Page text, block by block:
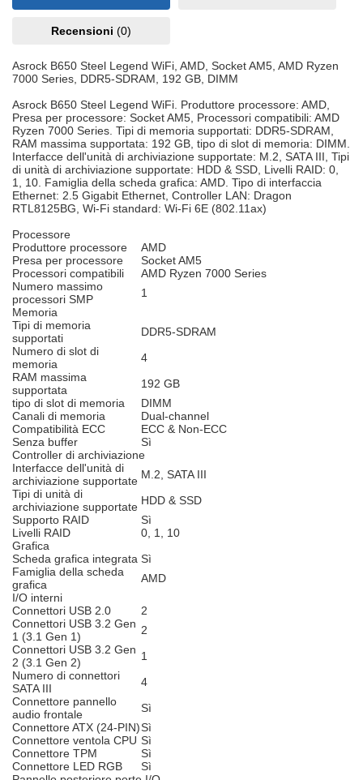
Recensioni (0)
Asrock B650 Steel Legend WiFi, AMD, Socket AM5, AMD Ryzen
7000 Series, DDR5-SDRAM, 192 GB, DIMM
Asrock B650 Steel Legend WiFi. Produttore processore: AMD,
Presa per processore: Socket AM5, Processori compatibili: AMD
Ryzen 7000 Series. Tipi di memoria supportati: DDR5-SDRAM,
RAM massima supportata: 192 GB, tipo di slot di memoria: DIMM.
Interfacce dell'unità di archiviazione supportate: M.2, SATA III, Tipi
di unità di archiviazione supportate: HDD & SSD, Livelli RAID: 0,
1, 10. Famiglia della scheda grafica: AMD. Tipo di interfaccia
Ethernet: 2.5 Gigabit Ethernet, Controller LAN: Dragon
RTL8125BG, Wi-Fi standard: Wi-Fi 6E (802.11ax)
Processore
Produttore processore
AMD
Presa per processore
Socket AM5
Processori compatibili
AMD Ryzen 7000 Series
Numero massimo
processori SMP
1
Memoria
Tipi di memoria
supportati
DDR5-SDRAM
Numero di slot di
memoria
4
RAM massima
supportata
192 GB
tipo di slot di memoria
DIMM
Canali di memoria
Dual-channel
Compatibilità ECC
ECC & Non-ECC
Senza buffer
Sì
Controller di archiviazione
Interfacce dell'unità di
archiviazione supportate M.2, SATA III
Tipi di unità di
archiviazione supportate HDD & SSD
Supporto RAID
Sì
Livelli RAID
0, 1, 10
Grafica
Scheda grafica integrata Sì
Famiglia della scheda
grafica
AMD
I/O interni
Connettori USB 2.0
2
Connettori USB 3.2 Gen
1 (3.1 Gen 1)
2
Connettori USB 3.2 Gen
2 (3.1 Gen 2)
1
Numero di connettori
SATA III
4
Connettore pannello
audio frontale
Sì
Connettore ATX (24-PIN)Sì
Connettore ventola CPU Sì
Connettore TPM
Sì
Connettore LED RGB
Sì